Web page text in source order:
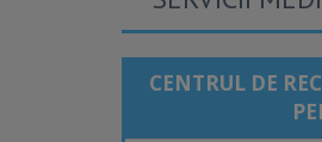
CENTRUL DE